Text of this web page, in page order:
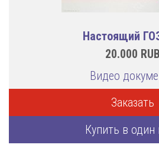
Настоящий
20.000 RUB
Видео
Заказать
Купить в один